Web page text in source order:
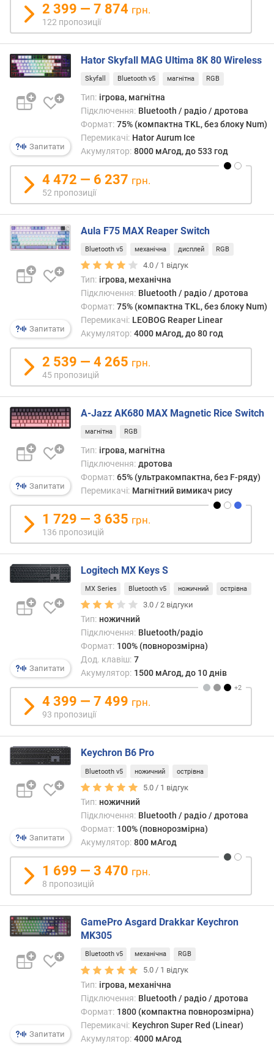
т
ю
п
о
п
з
и
й
в
е
р
с
і
я
B
l
o
h
т
и
п
д
і
г
о
н
а
л
а
н
ш
р
о
з
к
л
а
д
к
а
к
л
а
в
і
ш
т
п
к
ш
2 399 — 7 874 грн.
122 пропозиції
Запитати
Hator Skyfall MAG Ultima 8K 80 Wireless
Skyfall Bluetooth v5 магнітна RGB
Тип: ігрова, магнітна
Підключення: Bluetooth / радіо / дротова
Формат: 75% (компактна TKL, без блоку Num)
Перемикачі: Hator Aurum Ice
Акумулятор: 8000 мАгод, до 533 год
4 472 — 6 237 грн.
52 пропозиції
Запитати
Aula F75 MAX Reaper Switch
Bluetooth v5 механічна дисплей RGB
4.0 / 1 відгук
Тип: ігрова, механічна
Підключення: Bluetooth / радіо / дротова
Формат: 75% (компактна TKL, без блоку Num)
Перемикачі: LEOBOG Reaper Linear
Акумулятор: 4000 мАгод, до 80 год
2 539 — 4 265 грн.
45 пропозицій
Запитати
A-Jazz AK680 MAX Magnetic Rice Switch
магнітна RGB
Тип: ігрова, магнітна
Підключення: дротова
Формат: 65% (ультракомпактна, без F-ряду)
Перемикачі: Магнітний вимикач рису
1 729 — 3 635 грн.
136 пропозицій
Запитати
Logitech MX Keys S
MX Series Bluetooth v5 ножичний острівна
3.0 /2 відгуки
Тип: ножичний
Підключення: Bluetooth/радіо
Формат: 100% (повнорозмірна)
Дод. клавіш: 7
Акумулятор: 1500 мАгод, до 10 днів
4 399 — 7 499 грн.
93 пропозиції
Запитати
Keychron B6 Pro
Bluetooth v5 ножичний острівна
5.0 / 1 відгук
Тип: ножичний
Підключення: Bluetooth / радіо / дротова
Формат: 100% (повнорозмірна)
Акумулятор: 800 мАгод
1 699 — 3 470 грн.
8 пропозицій
Запитати
GamePro Asgard Drakkar Keychron
MK305
Bluetooth v5 механічна RGB
5.0 / 1 відгук
Тип: ігрова, механічна
Підключення: Bluetooth / радіо / дротова
Формат: 1800 (компактна повнорозмірна)
Перемикачі: Keychron Super Red (Linear)
Акумулятор: 4000 мАгод